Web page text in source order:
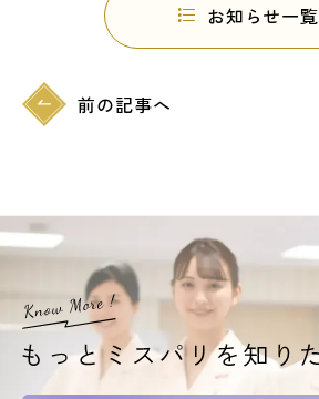
前の記事へ
お知らせ一覧